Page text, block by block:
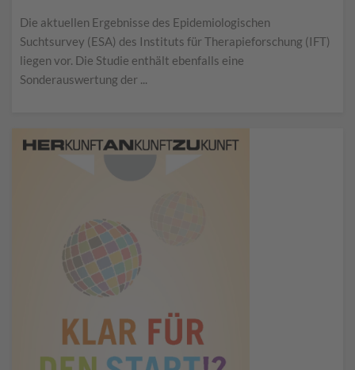
Die aktuellen Ergebnisse des Epidemiologischen
Suchtsurvey (ESA) des Instituts für Therapieforschung (IFT)
liegen vor. Die Studie enthält ebenfalls eine
Sonderauswertung der ...